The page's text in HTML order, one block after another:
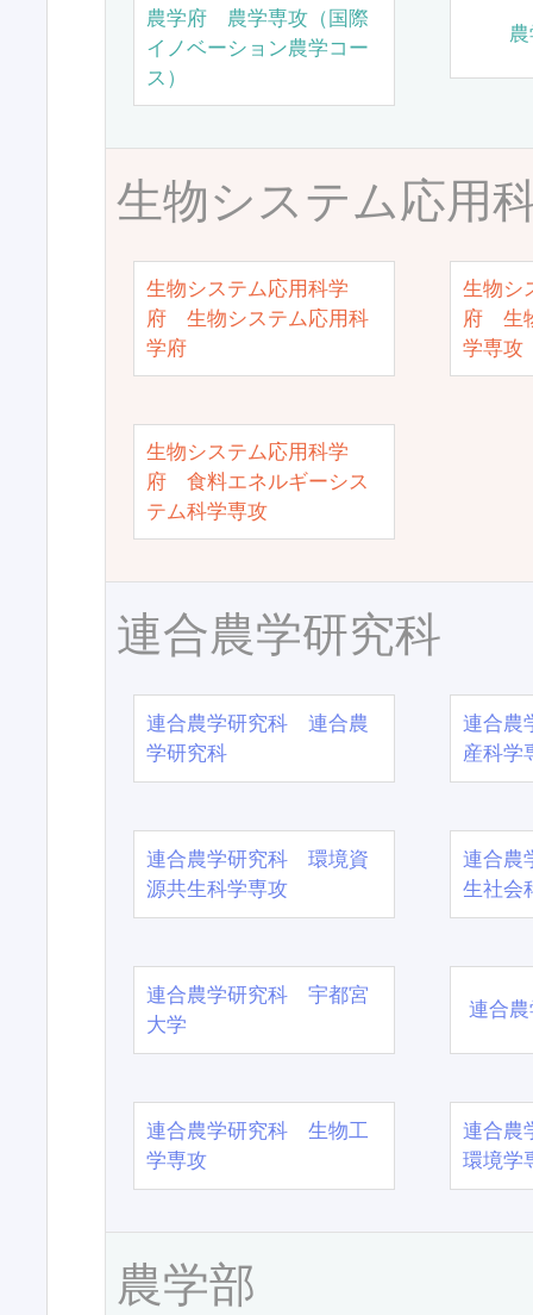
農学府 農学専攻（国際
イノベーション農学コー
ス）
生物システム応用
生物システム応用科学
府 生物システム応用科
学府
生物シ
府 生
学専攻
生物システム応用科学
府 食料エネルギーシス
テム科学専攻
連合農学研究科
連合農学研究科 連合農
学研究科
連合農
産科学
連合農学研究科 環境資
源共生科学専攻
連合農
生社会
連合農学研究科 宇都宮
大学
連合
連合農学研究科 生物工
学専攻
連合農
環境学
農学部